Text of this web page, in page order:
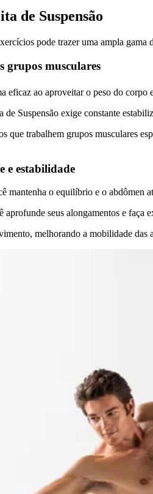
de Suspensão
pode trazer uma ampla
grupos musculares
eficaz ao aproveitar o peso do
Suspensão exige constante
que trabalhem grupos musculares
e estabilidade
mantenha o equilíbrio e o abdômen
aprofunde seus alongamentos e
melhorando a mobilidade das